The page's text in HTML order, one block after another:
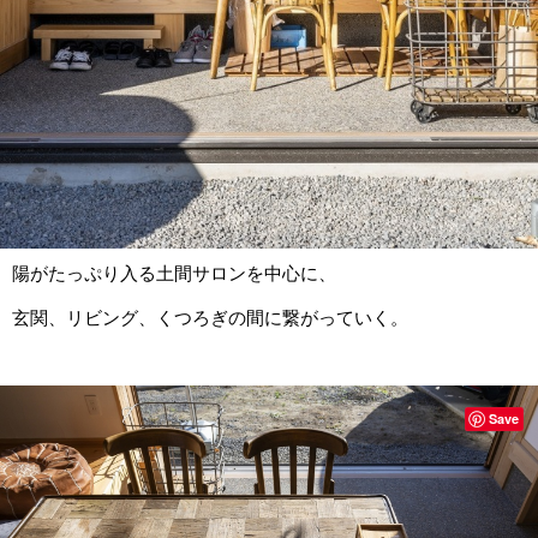
陽がたっぷり入る土間サロンを中心に、
玄関、リビング、くつろぎの間に繋がっていく。
Save